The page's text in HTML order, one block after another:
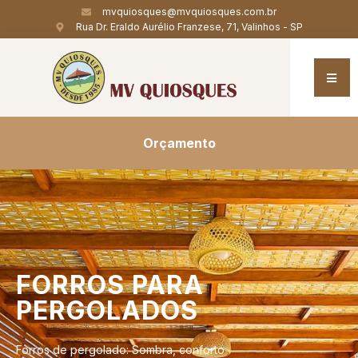
mvquiosques@mvquiosques.com.br
Rua Dr. Eraldo Aurélio Franzese, 71, Valinhos - SP
Orçamento
FORROSPARA
PERGOLADOS
Forros de pergolado: Sombra, conforto